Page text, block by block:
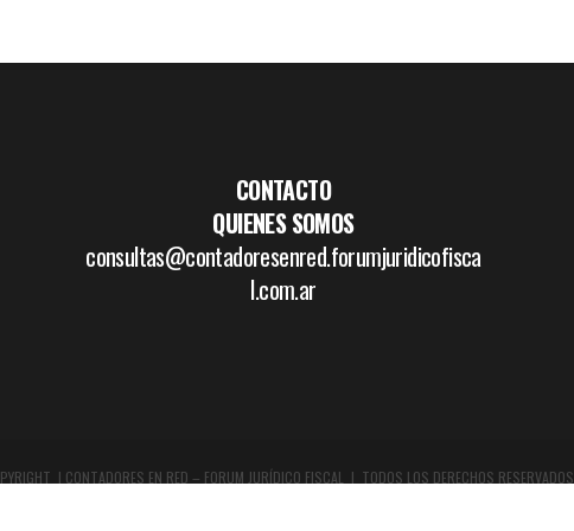
CONTACTO
QUIENES SOMOS
consultas@contadoresenred.forumjuridicofisca
l.com.ar
| CONTADORES EN RED – FORUM JURÍDICO FISCAL | TODOS LOS DERECHOS RESERVADOS.